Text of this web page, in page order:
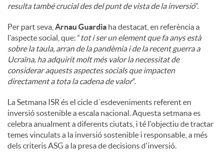
resulta també crucial des del punt de vista de la inversió”.
Per part seva, Arnau Guardia ha destacat, en referència a
l'aspecte social, que: “tot i ser un element que fa anys està
sobre la taula, arran de la pandèmia i de la recent guerra a
Ucraïna, ha adquirit molt més valor la necessitat de
considerar aquests aspectes socials que impacten
directament a tota la cadena de valor”.
La Setmana ISR és el cicle d´esdeveniments referent en
inversió sostenible a escala nacional. Aquesta setmana es
celebra anualment a diferents ciutats, i té l'objectiu de tractar
temes vinculats a la inversió sostenible i responsable, a més
dels criteris ASG a la presa de decisions d'inversió.